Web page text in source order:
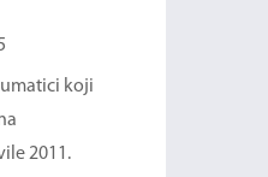
koji
2011.